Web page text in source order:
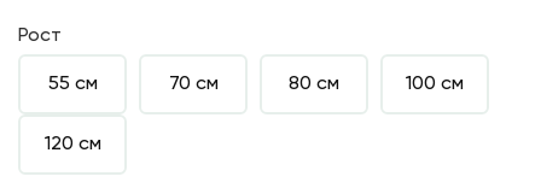
Рост
55 см 70 см 80 см 100 см
120 см